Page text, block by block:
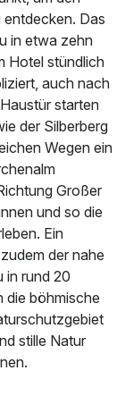
Das
in etwa zehn
Hotel stündlich
auch nach
starten
der Silberberg
Wegen ein
Großer
und so die
Ein
der nahe
in rund 20
die böhmische
stille Natur